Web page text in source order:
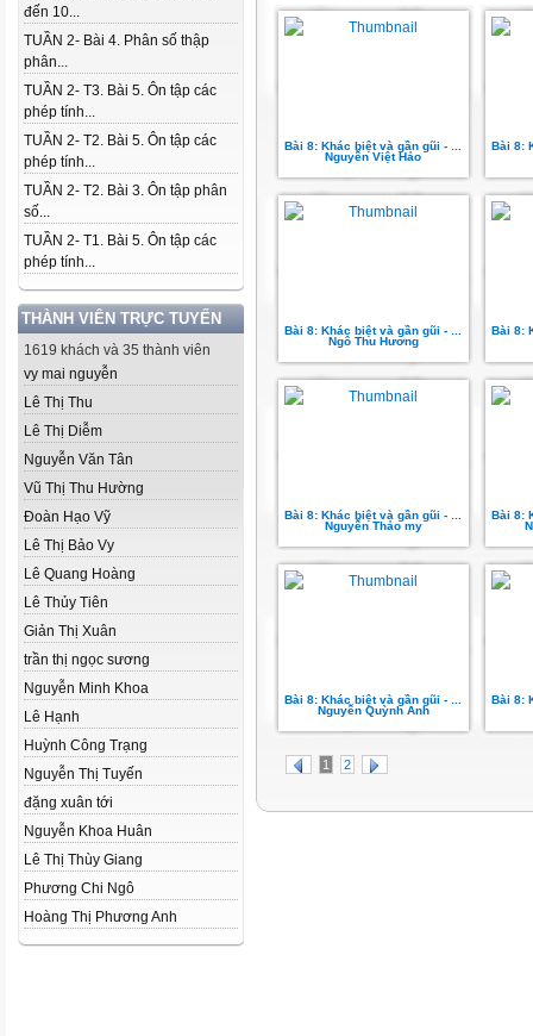
đến 10...
TUẦN 2- Bài 4. Phân số thập
phân...
TUẦN 2- T3. Bài 5. Ôn tập các
phép tính...
TUẦN 2- T2. Bài 5. Ôn tập các
phép tính...
TUẦN 2- T2. Bài 3. Ôn tập phân
số...
TUẦN 2- T1. Bài 5. Ôn tập các
phép tính...
THÀNH VIÊN TRỰC TUYẾN
1619 khách và 35 thành viên
vy mai nguyễn
Lê Thị Thu
Lê Thị Diễm
Nguyễn Văn Tân
Vũ Thị Thu Hường
Đoàn Hạo Vỹ
Lê Thị Bảo Vy
Lê Quang Hoàng
Lê Thủy Tiên
Giản Thị Xuân
trần thị ngọc sương
Nguyễn Minh Khoa
Lê Hạnh
Huỳnh Công Trạng
Nguyễn Thị Tuyến
đặng xuân tới
Nguyễn Khoa Huân
Lê Thị Thùy Giang
Phương Chi Ngô
Hoàng Thị Phương Anh
Bài 8: Khác biệt và gần gũi - ...
Nguyễn Việt Hảo
Bài 8:
Bài 8: Khác biệt và gần gũi - ...
Ngô Thu Hương
Bài 8:
Bài 8: Khác biệt và gần gũi - ...
Nguyễn Thảo my
Bài 8:
Bài 8: Khác biệt và gần gũi - ...
Nguyễn Quỳnh Anh
Bài 8:
1 2